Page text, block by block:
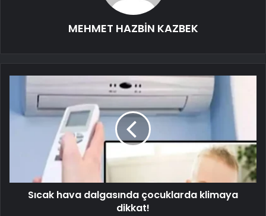
MEHMET HAZBİN KAZBEK
Sıcak hava dalgasında çocuklarda klimaya
dikkat!